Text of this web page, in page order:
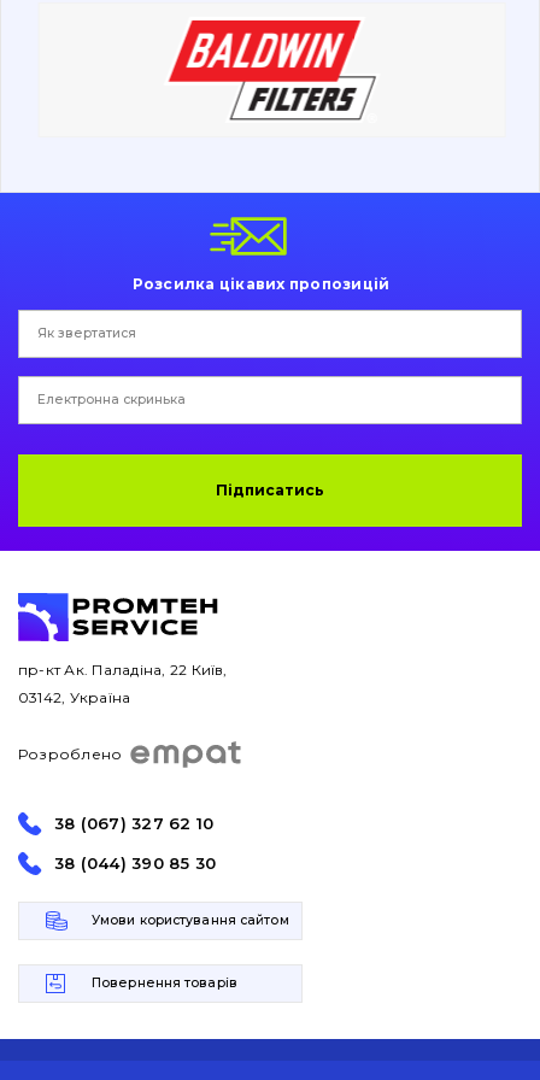
Електрообладнання
Розсилка цікавих пропозицій
Підписатись
пр-кт Ак. Паладіна, 22 Київ,
03142, Україна
Розроблено
38 (067) 327 62 10
38 (044) 390 85 30
Умови користування сайтом
Повернення товарів